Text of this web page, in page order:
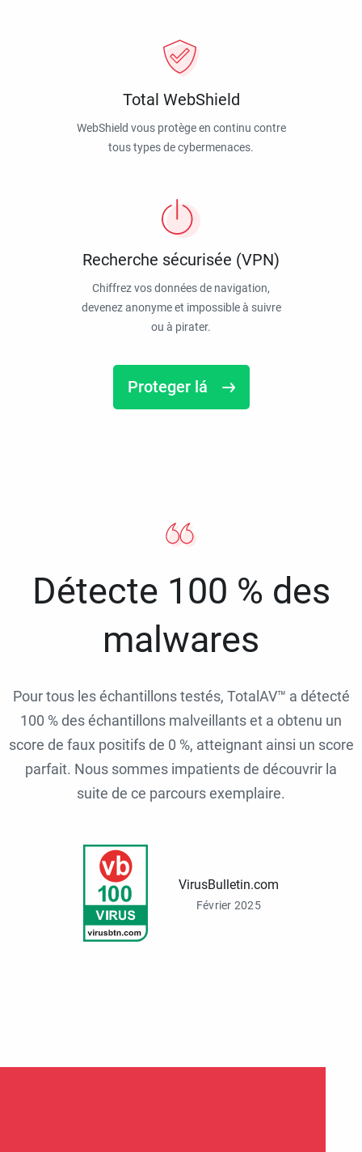
Total WebShield
WebShield vous protège en continu contre
tous types de cybermenaces.
Recherche sécurisée (VPN)
Chiffrez vos données de navigation,
devenez anonyme et impossible à suivre
ou à pirater.
Proteger lá
Détecte 100 % des
malwares
Pour tous les échantillons testés, TotalAV™ a détecté
100 % des échantillons malveillants et a obtenu un
score de faux positifs de 0 %, atteignant ainsi un score
parfait. Nous sommes impatients de découvrir la
suite de ce parcours exemplaire.
VirusBulletin.com
Février 2025